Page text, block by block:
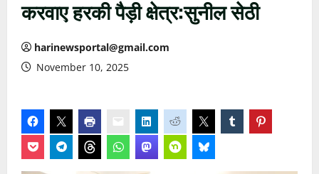
करवाए हरकी पैड़ी क्षेत्र:सुनील सेठी
harinewsportal@gmail.com
November 10, 2025